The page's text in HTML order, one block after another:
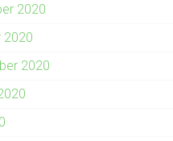
2020
2020
2020